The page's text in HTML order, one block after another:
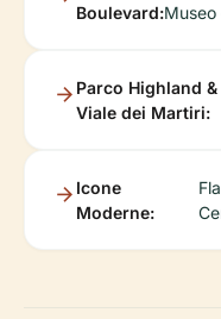
Boulevard:
Parco Highland &
Viale dei Martiri:
Icone
Moderne: